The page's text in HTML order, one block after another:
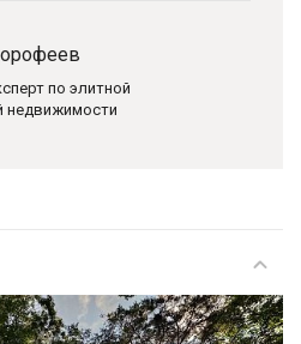
по элитной
недвижимости